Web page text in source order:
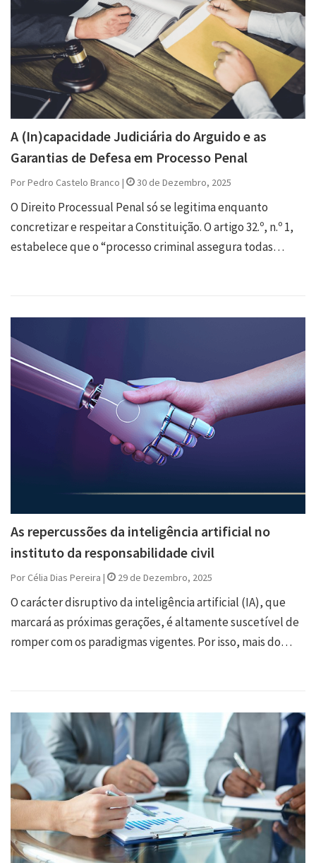
A (In)capacidade Judiciária do Arguido e as
Garantias de Defesa em Processo Penal
Por Pedro Castelo Branco | 30 de Dezembro, 2025
O Direito Processual Penal só se legitima enquanto
concretizar e respeitar a Constituição. O artigo 32.º, n.º 1,
estabelece que o “processo criminal assegura todas…
As repercussões da inteligência artificial no
instituto da responsabilidade civil
Por Célia Dias Pereira | 29 de Dezembro, 2025
O carácter disruptivo da inteligência artificial (IA), que
marcará as próximas gerações, é altamente suscetível de
romper com os paradigmas vigentes. Por isso, mais do…